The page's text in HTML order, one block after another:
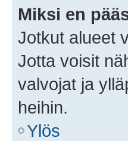
Miksi en
Jotkut alueet
Jotta voisit
valvojat ja
heihin.
Ylös